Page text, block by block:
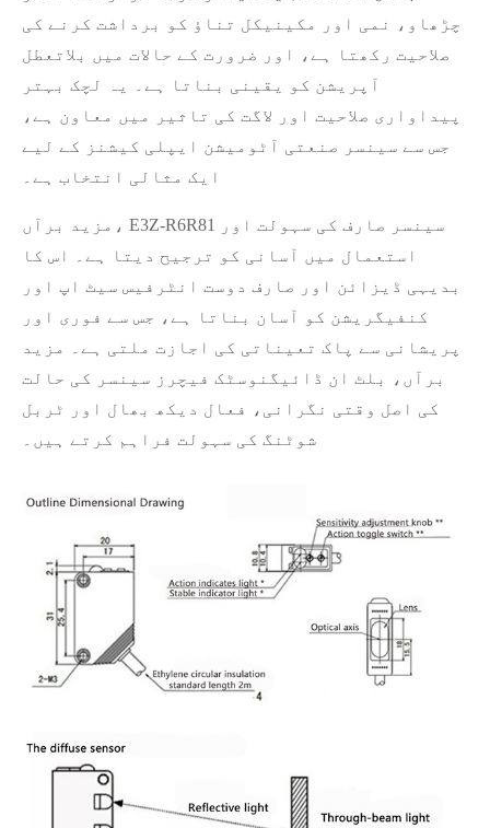
چڑھاو، نمی اور مکینیکل تناؤ کو برداشت کرنے کی
صلاحیت رکھتا ہے، اور ضرورت کے حالات میں بلاتعطل
آپریشن کو یقینی بناتا ہے۔ یہ لچک بہتر
پیداواری صلاحیت اور لاگت کی تاثیر میں معاون ہے،
جس سے سینسر صنعتی آٹومیشن ایپلی کیشنز کے لیے
ایک مثالی انتخاب ہے۔
مزید برآں، E3Z-R6R81 سینسر صارف کی سہولت اور
استعمال میں آسانی کو ترجیح دیتا ہے۔ اس کا
بدیہی ڈیزائن اور صارف دوست انٹرفیس سیٹ اپ اور
کنفیگریشن کو آسان بناتا ہے، جس سے فوری اور
پریشانی سے پاک تعیناتی کی اجازت ملتی ہے۔ مزید
برآں، بلٹ ان ڈائیگنوسٹک فیچرز سینسر کی حالت
کی اصل وقتی نگرانی، فعال دیکھ بھال اور ٹربل
شوٹنگ کی سہولت فراہم کرتے ہیں۔